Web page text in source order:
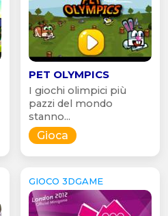
PET OLYMPICS
I giochi olimpici più
pazzi del mondo
stanno...
Gioca
GIOCO 3DGAME